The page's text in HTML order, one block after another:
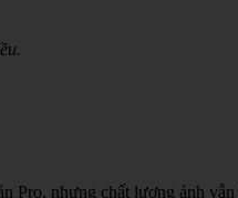
nhưng chất lượng ảnh